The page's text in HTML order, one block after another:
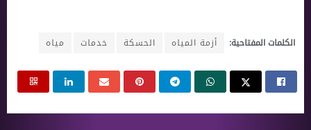
الكلمات المفتاحية: أزمة المياه الحسكة خدمات مياه